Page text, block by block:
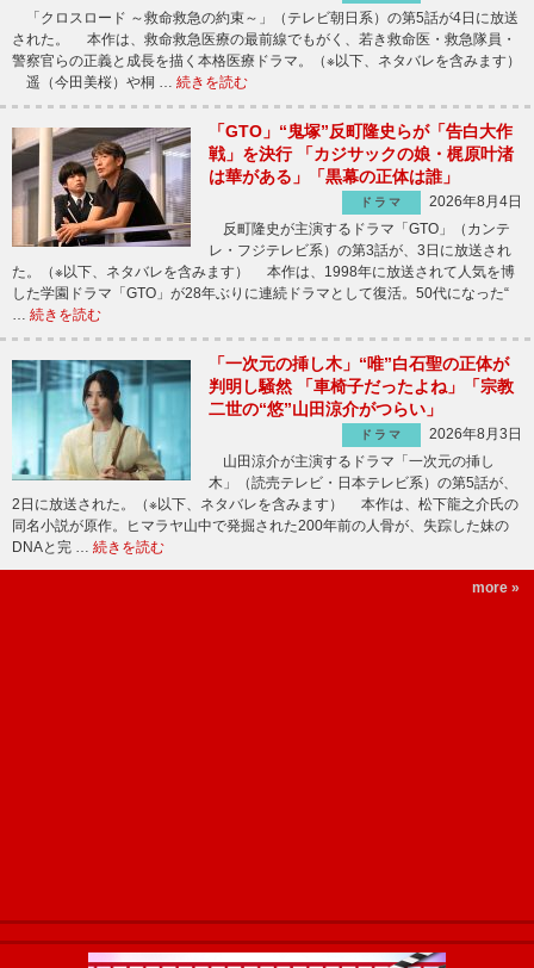
「クロスロード ～救命救急の約束～」（テレビ朝日系）の第5話が4日に放送
された。 本作は、救命救急医療の最前線でもがく、若き救命医・救急隊員・
警察官らの正義と成長を描く本格医療ドラマ。（※以下、ネタバレを含みます）
遥（今田美桜）や桐 … 続きを読む
「GTO」“鬼塚”反町隆史らが「告白大作
戦」を決行 「カジサックの娘・梶原叶渚
は華がある」「黒幕の正体は誰」
ドラマ
2026年8月4日
反町隆史が主演するドラマ「GTO」（カンテ
レ・フジテレビ系）の第3話が、3日に放送され
た。（※以下、ネタバレを含みます） 本作は、1998年に放送されて人気を博
した学園ドラマ「GTO」が28年ぶりに連続ドラマとして復活。50代になった“
続きを読む
「一次元の挿し木」“唯”白石聖の正体が
判明し騒然 「車椅子だったよね」「宗教
二世の“悠”山田涼介がつらい」
ドラマ
2026年8月3日
山田涼介が主演するドラマ「一次元の挿し
木」（読売テレビ・日本テレビ系）の第5話が、
2日に放送された。（※以下、ネタバレを含みます） 本作は、松下龍之介氏の
同名小説が原作。ヒマラヤ山中で発掘された200年前の人骨が、失踪した妹の
DNAと完 … 続きを読む
more »